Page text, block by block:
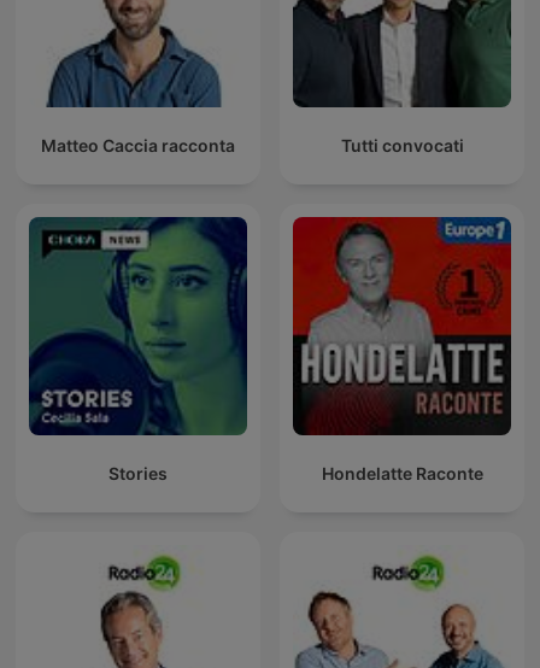
Matteo Caccia racconta Tutti convocati
Stories Hondelatte Raconte